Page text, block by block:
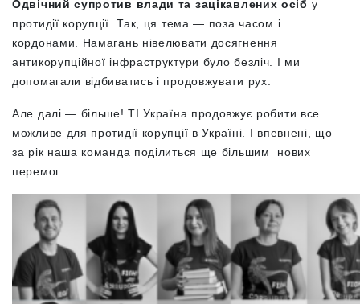
Одвічний супротив влади та зацікавлених осіб у
протидії корупції. Так, ця тема — поза часом і
кордонами. Намагань нівелювати досягнення
антикорупційної інфраструктури було безліч. І ми
допомагали відбиватись і продовжувати рух.
Але далі — більше! ТІ Україна продовжує робити все
можливе для протидії корупції в Україні. І впевнені, що
за рік наша команда поділиться ще більшим нових
перемог.